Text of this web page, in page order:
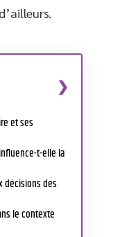
et ses
t-elle la
décisions des
le contexte